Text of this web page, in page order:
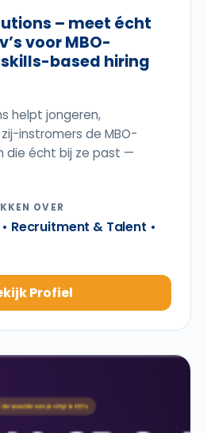
– meet écht
voor MBO-
based hiring
helpt jongeren,
instromers de MBO-
die écht bij ze past —
OVER
Recruitment & Talent •
Profiel